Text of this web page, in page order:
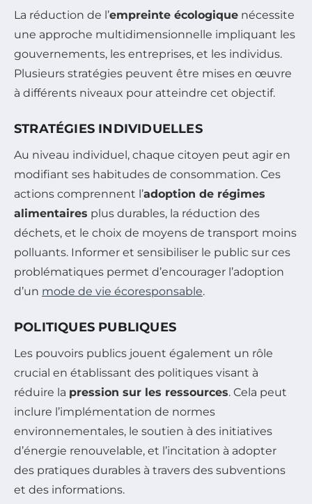
La réduction de l’empreinte écologique nécessite
une approche multidimensionnelle impliquant les
gouvernements, les entreprises, et les individus.
Plusieurs stratégies peuvent être mises en œuvre
à différents niveaux pour atteindre cet objectif.
STRATÉGIES INDIVIDUELLES
Au niveau individuel, chaque citoyen peut agir en
modifiant ses habitudes de consommation. Ces
actions comprennent l’adoption de régimes
alimentaires plus durables, la réduction des
déchets, et le choix de moyens de transport moins
polluants. Informer et sensibiliser le public sur ces
problématiques permet d’encourager l’adoption
d’un mode de vie écoresponsable.
POLITIQUES PUBLIQUES
Les pouvoirs publics jouent également un rôle
crucial en établissant des politiques visant à
réduire la pression sur les ressources. Cela peut
inclure l’implémentation de normes
environnementales, le soutien à des initiatives
d’énergie renouvelable, et l’incitation à adopter
des pratiques durables à travers des subventions
et des informations.